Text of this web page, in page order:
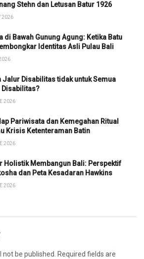
Stehn dan Letusan Batur 1926
2026
di Bawah Gunung Agung: Ketika Batu
Identitas Asli Pulau Bali
Jalur Disabilitas tidak untuk Semua
Disabilitas?
2026
Pariwisata dan Kemegahan Ritual
Krisis Ketenteraman Batin
2026
Holistik Membangun Bali: Perspektif
dan Peta Kesadaran Hawkins
2026
not be published. Required fields are